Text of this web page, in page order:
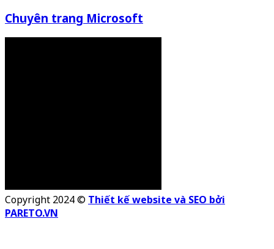
Chuyên trang Microsoft
Copyright 2024 © Thiết kế website và SEO bởi
PARETO.VN